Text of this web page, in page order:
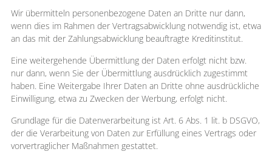
Wir übermitteln personenbezogene Daten an Dritte nur dann,
wenn dies im Rahmen der Vertragsabwicklung notwendig ist, etwa
an das mit der Zahlungsabwicklung beauftragte Kreditinstitut.
Eine weitergehende Übermittlung der Daten erfolgt nicht bzw.
nur dann, wenn Sie der Übermittlung ausdrücklich zugestimmt
haben. Eine Weitergabe Ihrer Daten an Dritte ohne ausdrückliche
Einwilligung, etwa zu Zwecken der Werbung, erfolgt nicht.
Grundlage für die Datenverarbeitung ist Art. 6 Abs. 1 lit. b DSGVO,
der die Verarbeitung von Daten zur Erfüllung eines Vertrags oder
vorvertraglicher Maßnahmen gestattet.